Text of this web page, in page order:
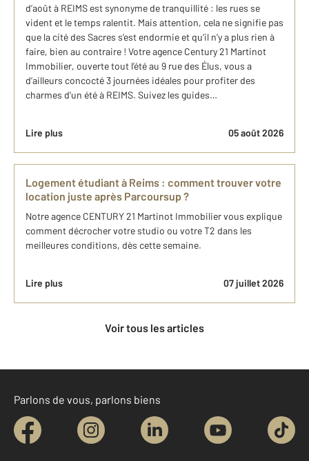
d’août à REIMS est synonyme de tranquillité : les rues se
vident et le temps ralentit. Mais attention, cela ne signifie pas
que la cité des Sacres s’est endormie et qu’il n’y a plus rien à
faire, bien au contraire ! Votre agence Century 21 Martinot
Immobilier, ouverte tout l’été au 9 rue des Élus, vous a
d’ailleurs concocté 3 journées idéales pour profiter des
charmes d’un été à REIMS. Suivez les guides…
Lire plus 05 août 2026
Logement étudiant à Reims : comment trouver votre
location juste après Parcoursup ?
Notre agence CENTURY 21 Martinot Immobilier vous explique
comment décrocher votre studio ou votre T2 dans les
meilleures conditions, dès cette semaine.
Lire plus 07 juillet 2026
Voir tous les articles
Parlons de vous, parlons biens